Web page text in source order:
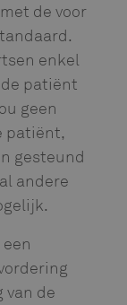
de voor
enkel
patiënt
geen
patiënt,
gesteund
andere
van de